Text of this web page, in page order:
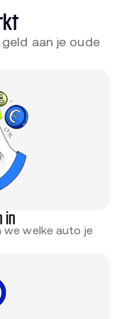
aan je oude
in
we welke auto je